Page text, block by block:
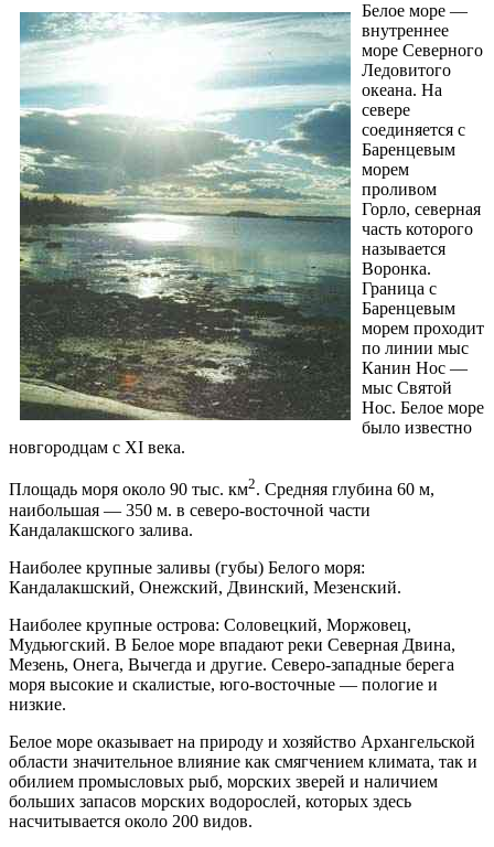
Белое море —
внутреннее
море Северного
Ледовитого
океана. На
севере
соединяется с
Баренцевым
морем
проливом
Горло, северная
часть которого
называется
Воронка.
Граница с
Баренцевым
морем проходит
по линии мыс
Канин Нос —
мыс Святой
Нос. Белое море
было известно
новгородцам с XI века.
Площадь моря около 90 тыс. км2. Средняя глубина 60 м,
наибольшая — 350 м. в северо-восточной части
Кандалакшского залива.
Наиболее крупные заливы (губы) Белого моря:
Кандалакшский, Онежский, Двинский, Мезенский.
Наиболее крупные острова: Соловецкий, Моржовец,
Мудьюгский. В Белое море впадают реки Северная Двина,
Мезень, Онега, Вычегда и другие. Северо-западные берега
моря высокие и скалистые, юго-восточные — пологие и
низкие.
Белое море оказывает на природу и хозяйство Архангельской
области значительное влияние как смягчением климата, так и
обилием промысловых рыб, морских зверей и наличием
больших запасов морских водорослей, которых здесь
насчитывается около 200 видов.